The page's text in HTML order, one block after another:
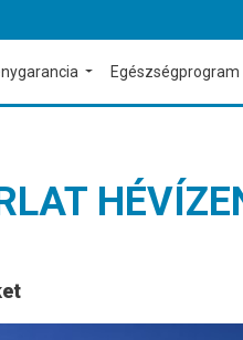
Egészségprogram